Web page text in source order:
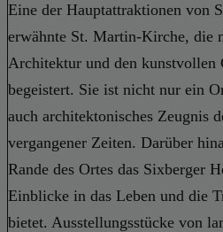
Eine der Hauptattraktionen von
erwähnte St. Martin-Kirche, die
Architektur und den kunstvollen
begeistert. Sie ist nicht nur ein
auch architektonisches Zeugnis
vergangener Zeiten. Darüber
Rande des Ortes das Sixberger
Einblicke in das Leben und die
bietet. Ausstellungsstücke von